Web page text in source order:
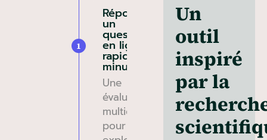
1
Répondez à
un
questionnaire
en ligne
rapide (20
minutes)
Une
évaluation
multidimensionnelle
pour
Un
outil
inspiré
par la